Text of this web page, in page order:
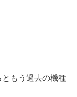
もう過去の機種